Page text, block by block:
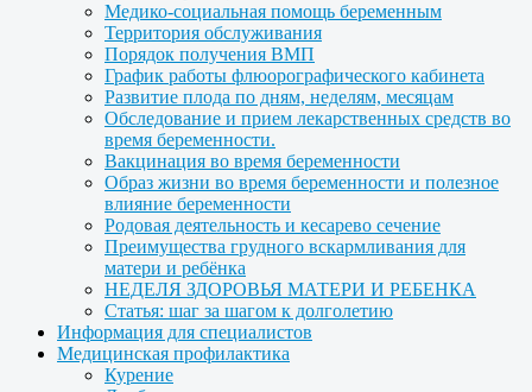
Медико-социальная помощь беременным
Территория обслуживания
Порядок получения ВМП
График работы флюорографического кабинета
Развитие плода по дням, неделям, месяцам
Обследование и прием лекарственных средств во
время беременности.
Вакцинация во время беременности
Образ жизни во время беременности и полезное
влияние беременности
Родовая деятельность и кесарево сечение
Преимущества грудного вскармливания для
матери и ребёнка
НЕДЕЛЯ ЗДОРОВЬЯ МАТЕРИ И РЕБЕНКА
Статья: шаг за шагом к долголетию
Информация для специалистов
Медицинская профилактика
Курение